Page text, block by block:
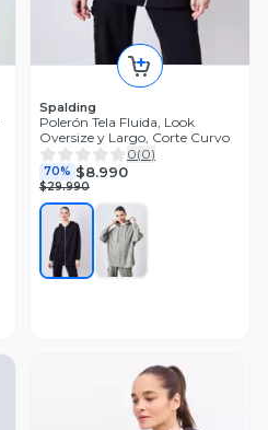
Spalding
Polerón Tela Fluida, Look
Oversize y Largo, Corte Curvo
0(0)
70% $8.990
$29.990